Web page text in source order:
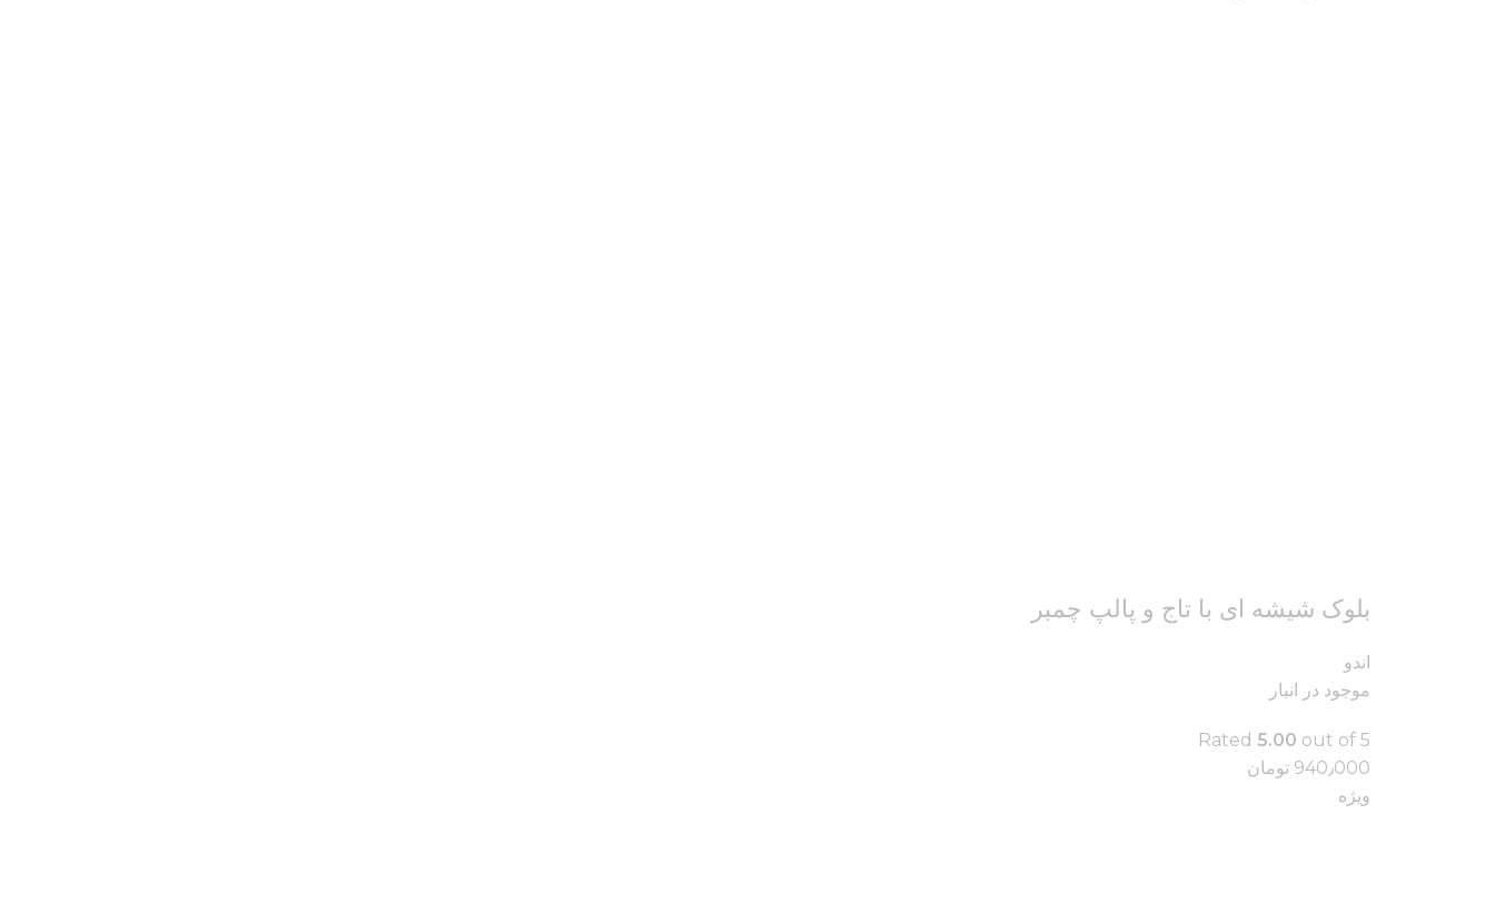
بلوک شیشه ای با تاج و پالپ چمبر
اندو
موجود در انبار
Rated 5.00 out of 5
940٫000 تومان
ویژه